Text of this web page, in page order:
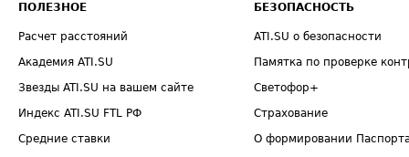
ПОЛЕЗНОЕ
Расчет расстояний
Академия ATI.SU
Звезды ATI.SU на вашем сайте
Индекс ATI.SU FTL РФ
Средние ставки
БЕЗОПАСНОСТЬ
ATI.SU о безопасности
Памятка по проверке
Светофор+
Страхование
О формировании